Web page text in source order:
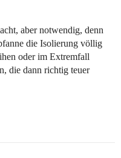
aber notwendig, denn
die Isolierung völlig
oder im Extremfall
die dann richtig teuer